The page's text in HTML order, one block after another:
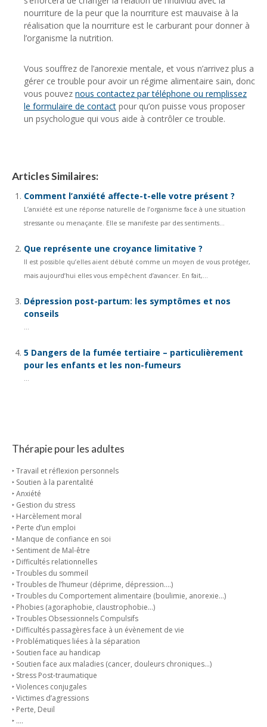
nourriture de la peur que la nourriture est mauvaise à la
réalisation que la nourriture est le carburant pour donner à
l’organisme la nutrition.
Vous souffrez de l’anorexie mentale, et vous n’arrivez plus a
gérer ce trouble pour avoir un régime alimentaire sain, donc
vous pouvez nous contactez par téléphone ou remplissez
le formulaire de contact pour qu’on puisse vous proposer
un psychologue qui vous aide à contrôler ce trouble.
Articles Similaires:
Comment l’anxiété affecte-t-elle votre présent ?
L’anxiété est une réponse naturelle de l’organisme face à une situation
stressante ou menaçante. Elle se manifeste par des sentiments...
Que représente une croyance limitative ?
Il est possible qu’elles aient débuté comme un moyen de vous protéger,
mais aujourd’hui elles vous empêchent d’avancer. En fait,...
Dépression post-partum: les symptômes et nos
conseils
...
5 Dangers de la fumée tertiaire – particulièrement
pour les enfants et les non-fumeurs
...
Thérapie pour les adultes
‣ Travail et réflexion personnels
‣ Soutien à la parentalité
‣ Anxiété
‣ Gestion du stress
‣ Harcèlement moral
‣ Perte d’un emploi
‣ Manque de confiance en soi
‣ Sentiment de Mal-être
‣ Difficultés relationnelles
‣ Troubles du sommeil
‣ Troubles de l’humeur (déprime, dépression….)
‣ Troubles du Comportement alimentaire (boulimie, anorexie…)
‣ Phobies (agoraphobie, claustrophobie…)
‣ Troubles Obsessionnels Compulsifs
‣ Difficultés passagères face à un évènement de vie
‣ Problématiques liées à la séparation
‣ Soutien face au handicap
‣ Soutien face aux maladies (cancer, douleurs chroniques…)
‣ Stress Post-traumatique
‣ Violences conjugales
‣ Victimes d’agressions
‣ Perte, Deuil
‣ ….